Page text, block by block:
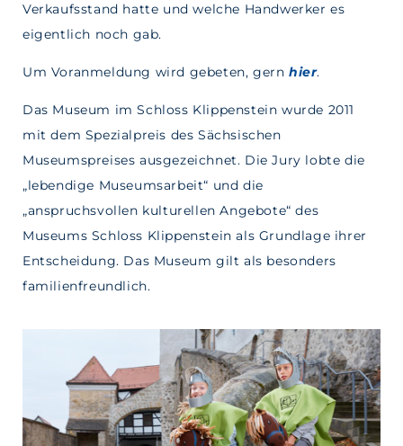
Verkaufsstand hatte und welche Handwerker es
eigentlich noch gab.
Um Voranmeldung wird gebeten, gern hier.
Das Museum im Schloss Klippenstein wurde 2011
mit dem Spezialpreis des Sächsischen
Museumspreises ausgezeichnet. Die Jury lobte die
„lebendige Museumsarbeit“ und die
„anspruchsvollen kulturellen Angebote“ des
Museums Schloss Klippenstein als Grundlage ihrer
Entscheidung. Das Museum gilt als besonders
familienfreundlich.